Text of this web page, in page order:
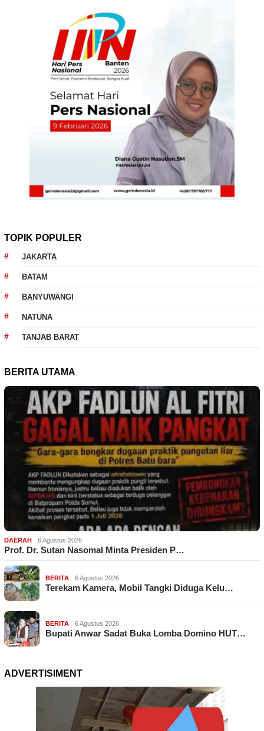
TOPIK POPULER
JAKARTA
BATAM
BANYUWANGI
NATUNA
TANJAB BARAT
BERITA UTAMA
DAERAH 6 Agustus 2026
Prof. Dr. Sutan Nasomal Minta Presiden P…
BERITA 6 Agustus 2026
Terekam Kamera, Mobil Tangki Diduga Kelu…
BERITA 6 Agustus 2026
Bupati Anwar Sadat Buka Lomba Domino HUT…
ADVERTISIMENT